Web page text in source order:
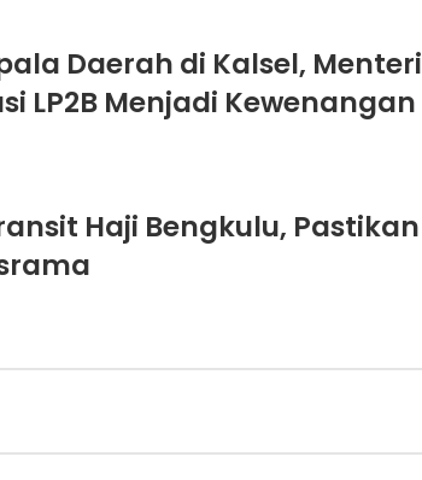
Daerah di Kalsel, Menteri
LP2B Menjadi Kewenangan
Haji Bengkulu, Pastikan